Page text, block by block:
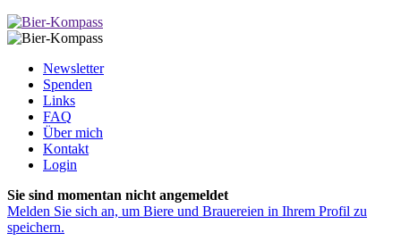
Newsletter
Spenden
Links
FAQ
Über mich
Kontakt
Login
Sie sind momentan nicht angemeldet
Melden Sie sich an, um Biere und Brauereien in Ihrem Profil zu
speichern.